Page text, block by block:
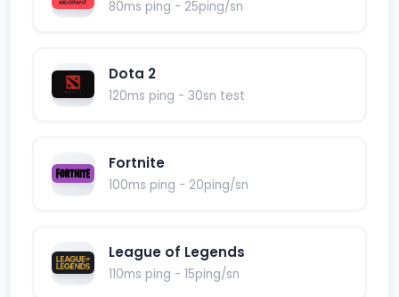
80ms ping - 25ping/sn
Dota 2
120ms ping - 30sn test
Fortnite
100ms ping - 20ping/sn
League of Legends
110ms ping - 15ping/sn